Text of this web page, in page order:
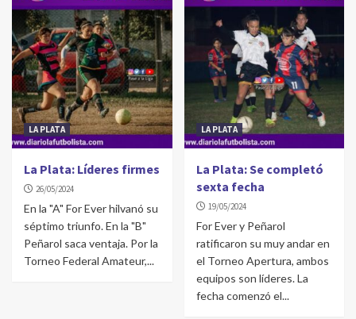
LA PLATA
La Plata: Líderes firmes
26/05/2024
En la "A" For Ever hilvanó su
séptimo triunfo. En la "B"
Peñarol saca ventaja. Por la
Torneo Federal Amateur,...
LA PLATA
La Plata: Se completó
sexta fecha
19/05/2024
For Ever y Peñarol
ratificaron su muy andar en
el Torneo Apertura, ambos
equipos son líderes. La
fecha comenzó el...